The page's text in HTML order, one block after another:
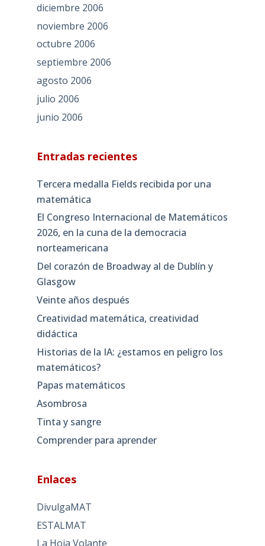
diciembre 2006
noviembre 2006
octubre 2006
septiembre 2006
agosto 2006
julio 2006
junio 2006
Entradas recientes
Tercera medalla Fields recibida por una
matemática
El Congreso Internacional de Matemáticos
2026, en la cuna de la democracia
norteamericana
Del corazón de Broadway al de Dublín y
Glasgow
Veinte años después
Creatividad matemática, creatividad
didáctica
Historias de la IA: ¿estamos en peligro los
matemáticos?
Papas matemáticos
Asombrosa
Tinta y sangre
Comprender para aprender
Enlaces
DivulgaMAT
ESTALMAT
La Hoja Volante